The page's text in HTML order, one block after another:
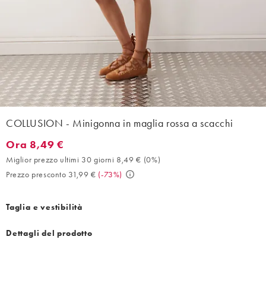
COLLUSION - Minigonna in maglia rossa a scacchi
Ora 8,49 €. Miglior prezzo ultimi 30 giorni 8,49 € (0%). Prezzo
Ora 8,49 €
Miglior prezzo ultimi 30 giorni 8,49 € (0%)
Prezzo presconto 31,99 € (-73%)
Taglia e vestibilità
Dettagli del prodotto